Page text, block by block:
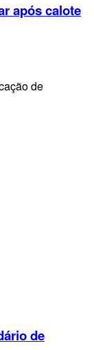
após calote
de
de